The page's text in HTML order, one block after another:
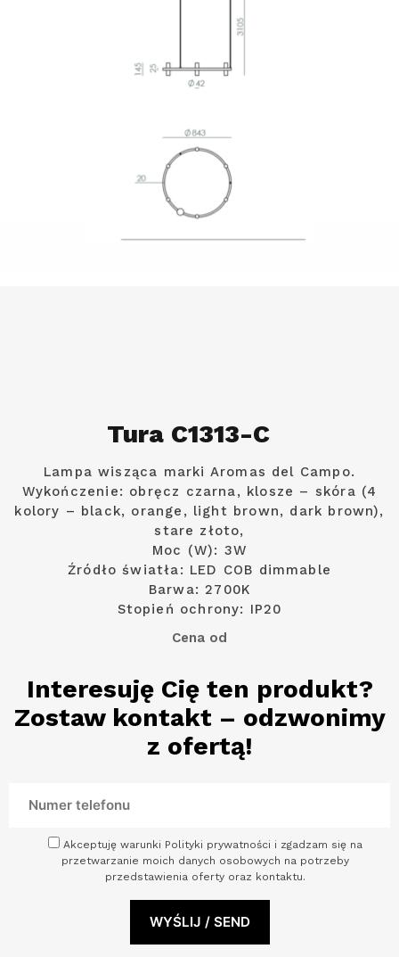
Tura C1313-C
Lampa wisząca marki Aromas del Campo.
Wykończenie: obręcz czarna, klosze – skóra (4
kolory – black, orange, light brown, dark brown),
stare złoto,
Moc (W): 3W
Źródło światła: LED COB dimmable
Barwa: 2700K
Stopień ochrony: IP20
Cena od
Interesuję Cię ten produkt?
Zostaw kontakt – odzwonimy
z ofertą!
Akceptuję warunki Polityki prywatności i zgadzam się na
przetwarzanie moich danych osobowych na potrzeby
przedstawienia oferty oraz kontaktu.